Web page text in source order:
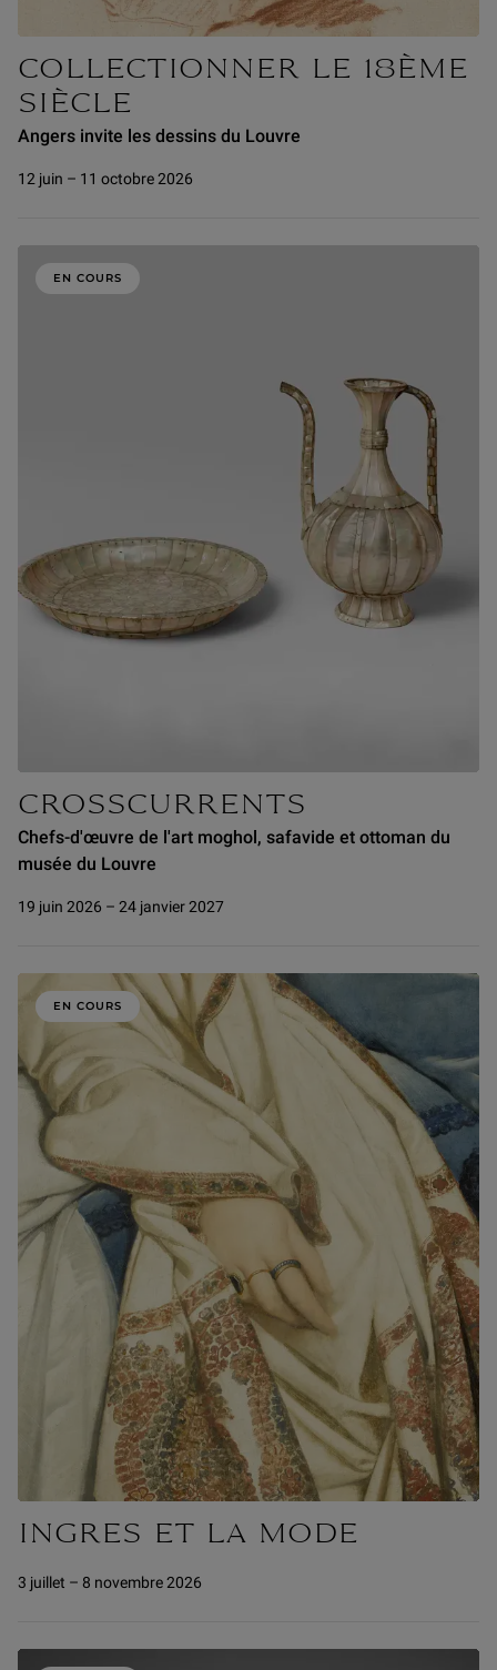
COLLECTIONNER LE 18ÈME
SIÈCLE
Angers invite les dessins du Louvre
12 juin – 11 octobre 2026
CROSSCURRENTS
Chefs-d'œuvre de l'art moghol, safavide et ottoman du
musée du Louvre
19 juin 2026 – 24 janvier 2027
EN COURS
INGRES ET LA MODE
3 juillet – 8 novembre 2026
EN COURS